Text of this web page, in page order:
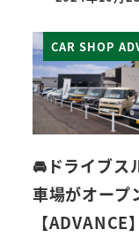
CAR SHOP
🚘ドライブス
車場がオープ
【ADVANCE】